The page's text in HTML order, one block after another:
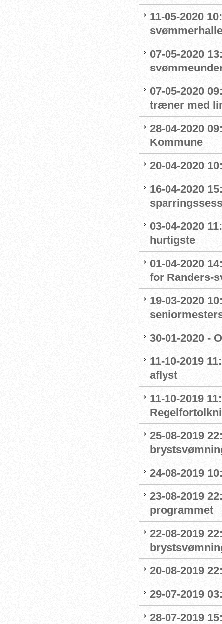
11-05-2020
07-05-2020
07-05-2020
træner med
28-04-2020
Kommune
20-04-2020
16-04-2020
03-04-2020
hurtigste
01-04-2020
for Randers-
19-03-2020
30-01-2020 -
11-10-2019
aflyst
11-10-2019
25-08-2019
24-08-2019
23-08-2019
programmet
22-08-2019
20-08-2019
29-07-2019
28-07-2019